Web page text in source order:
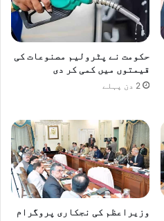
حکومت نے پٹرولیم مصنوعات کی
قیمتوں میں کمی کر دی
2 دن پہلے
وزیراعظم کی نجکاری پروگرام